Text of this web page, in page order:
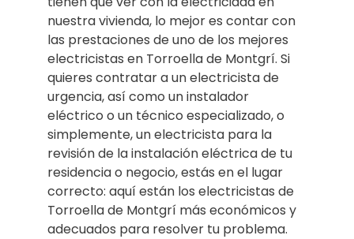
nuestra vivienda, lo mejor es contar con
las prestaciones de uno de los mejores
electricistas en Torroella de Montgrí. Si
quieres contratar a un electricista de
urgencia, así como un instalador
eléctrico o un técnico especializado, o
simplemente, un electricista para la
revisión de la instalación eléctrica de tu
residencia o negocio, estás en el lugar
correcto: aquí están los electricistas de
Torroella de Montgrí más económicos y
adecuados para resolver tu problema.